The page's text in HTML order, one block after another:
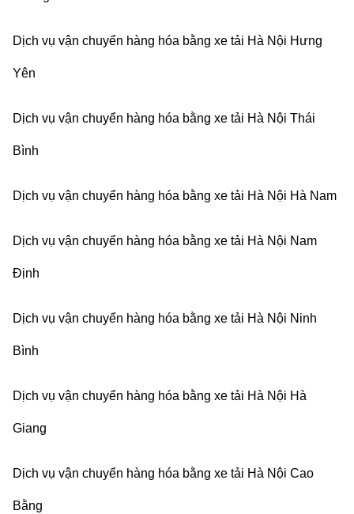
Dịch vụ vận chuyển hàng hóa bằng xe tải Hà Nội Hưng
Yên
Dịch vụ vận chuyển hàng hóa bằng xe tải Hà Nội Thái
Bình
Dịch vụ vận chuyển hàng hóa bằng xe tải Hà Nội Hà Nam
Dịch vụ vận chuyển hàng hóa bằng xe tải Hà Nội Nam
Định
Dịch vụ vận chuyển hàng hóa bằng xe tải Hà Nội Ninh
Bình
Dịch vụ vận chuyển hàng hóa bằng xe tải Hà Nội Hà
Giang
Dịch vụ vận chuyển hàng hóa bằng xe tải Hà Nội Cao
Bằng